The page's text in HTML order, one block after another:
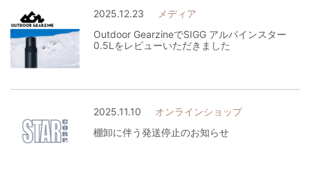
2025.12.23
メディア
Outdoor GearzineでSIGG アルパインスター
0.5Lをレビューいただきました
2025.11.10
オンラインショップ
棚卸に伴う発送停止のお知らせ